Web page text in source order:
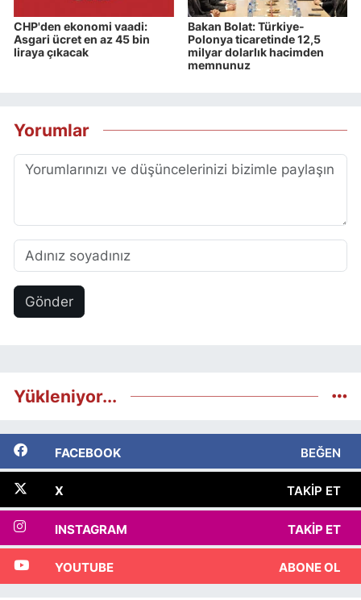
CHP'den ekonomi vaadi:
Asgari ücret en az 45 bin
liraya çıkacak
Bakan Bolat: Türkiye-
Polonya ticaretinde 12,5
milyar dolarlık hacimden
memnunuz
Yorumlar
Gönder
Yükleniyor...
FACEBOOK BEĞEN
X TAKIP ET
INSTAGRAM TAKIP ET
YOUTUBE ABONE OL